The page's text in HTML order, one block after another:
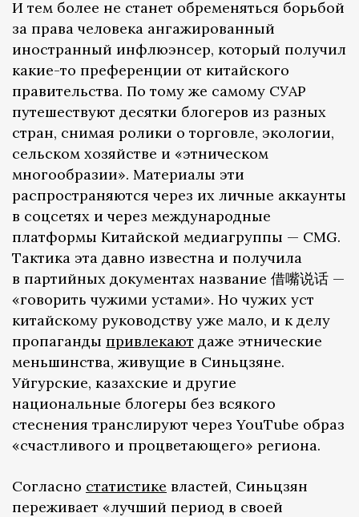
И тем более не станет обременяться борьбой
за права человека ангажированный
иностранный инфлюэнсер, который получил
какие-то преференции от китайского
правительства. По тому же самому СУАР
путешествуют десятки блогеров из разных
стран, снимая ролики о торговле, экологии,
сельском хозяйстве и «этническом
многообразии». Материалы эти
распространяются через их личные аккаунты
в соцсетях и через международные
платформы Китайской медиагруппы — CMG.
Тактика эта давно известна и получила
в партийных документах название 借嘴说话 —
«говорить чужими устами». Но чужих уст
китайскому руководству уже мало, и к делу
пропаганды привлекают даже этнические
меньшинства, живущие в Синьцзяне.
Уйгурские, казахские и другие
национальные блогеры без всякого
стеснения транслируют через YouTube образ
«счастливого и процветающего» региона.
Согласно статистике властей, Синьцзян
переживает «лучший период в своей